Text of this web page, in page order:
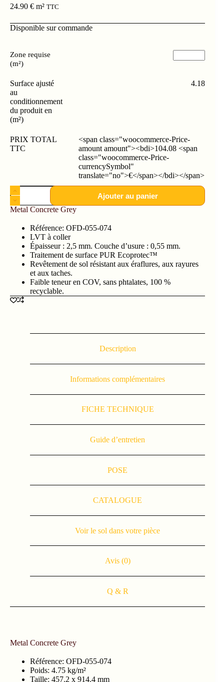
24.90 € m² TTC
Disponible sur commande
Zone requise
(m²)
Surface ajusté
au
conditionnement
du produit en
(m²)
4.18
PRIX TOTAL
TTC
<span class="woocommerce-Price-
amount amount"><bdi>104.08 <span
class="woocommerce-Price-
currencySymbol"
translate="no">€</span></bdi></span>
Ajouter au panier
Metal Concrete Grey
Référence: OFD-055-074
LVT à coller
Épaisseur : 2,5 mm. Couche d’usure : 0,55 mm.
Traitement de surface PUR Ecoprotec™
Revêtement de sol résistant aux éraflures, aux rayures
et aux taches.
Faible teneur en COV, sans phtalates, 100 %
recyclable.
Description
Informations complémentaires
FICHE TECHNIQUE
Guide d’entretien
POSE
CATALOGUE
Voir le sol dans votre pièce
Avis (0)
Q & R
Metal Concrete Grey
Référence: OFD-055-074
Poids: 4.75 kg/m²
Taille: 457.2 x 914.4 mm